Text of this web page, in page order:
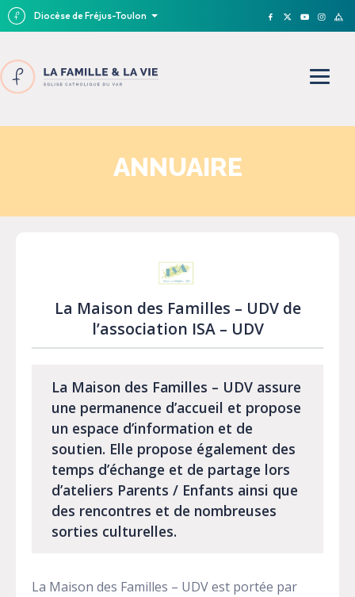
Diocèse de Fréjus-Toulon
ANNUAIRE
La Maison des Familles – UDV de
l’association ISA – UDV
La Maison des Familles – UDV assure
une permanence d’accueil et propose
un espace d’information et de
soutien. Elle propose également des
temps d’échange et de partage lors
d’ateliers Parents / Enfants ainsi que
des rencontres et de nombreuses
sorties culturelles.
La Maison des Familles – UDV est portée par